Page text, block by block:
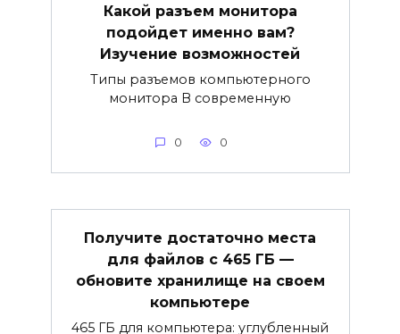
Какой разъем монитора
подойдет именно вам?
Изучение возможностей
Типы разъемов компьютерного
монитора В современную
0 0
Получите достаточно места
для файлов с 465 ГБ —
обновите хранилище на своем
компьютере
465 ГБ для компьютера: углубленный